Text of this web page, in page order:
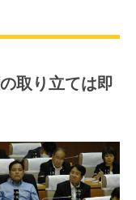
取り立ては即